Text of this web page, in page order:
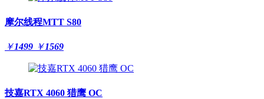
摩尔线程MTT S80
￥1499 ￥1569
技嘉RTX 4060 猎鹰 OC